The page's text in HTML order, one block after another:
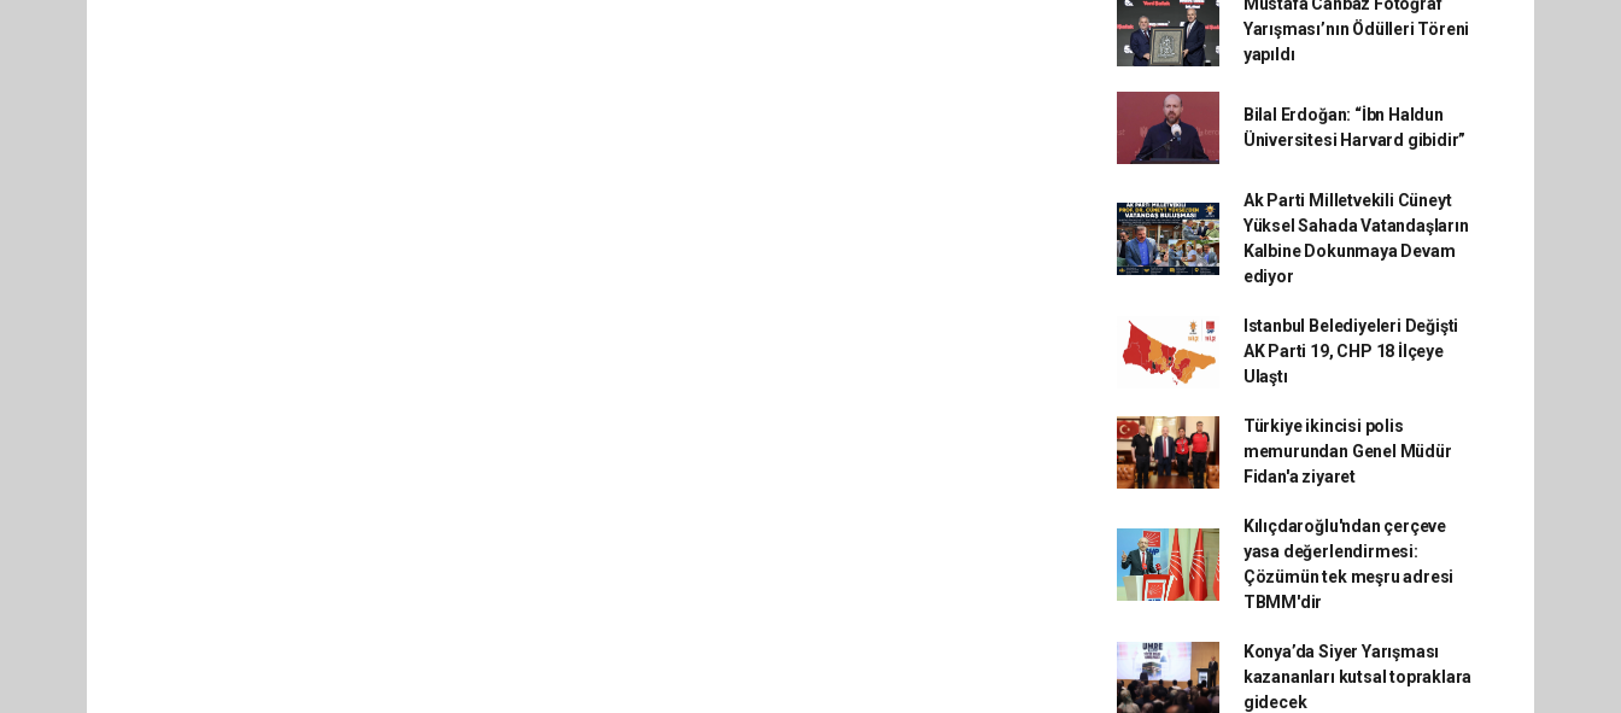
Yarışması’nın Ödülleri Töreni
yapıldı
Bilal Erdoğan: “İbn Haldun
Üniversitesi Harvard gibidir”
Ak Parti Milletvekili Cüneyt
Yüksel Sahada Vatandaşların
Kalbine Dokunmaya Devam
ediyor
Istanbul Belediyeleri Değişti
AK Parti 19, CHP 18 İlçeye
Ulaştı
Türkiye ikincisi polis
memurundan Genel Müdür
Fidan'a ziyaret
Kılıçdaroğlu'ndan çerçeve
yasa değerlendirmesi:
Çözümün tek meşru adresi
TBMM'dir
Konya’da Siyer Yarışması
kazananları kutsal topraklara
gidecek